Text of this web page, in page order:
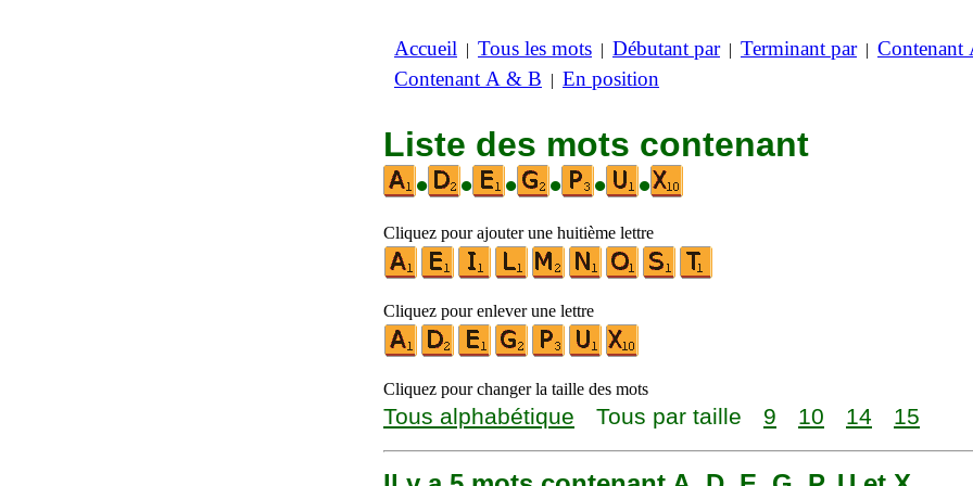
Accueil | Tous les mots | Débutant par| Terminant par| Contenant
Contenant A & B | En position
Liste des mots contenant
•
• • • • •
Cliquez pour ajouter une huitième lettre
Cliquez pour enlever une lettre
Cliquez pour changer la taille des mots
Tous alphabétique Tous par taille 9 10 14 15